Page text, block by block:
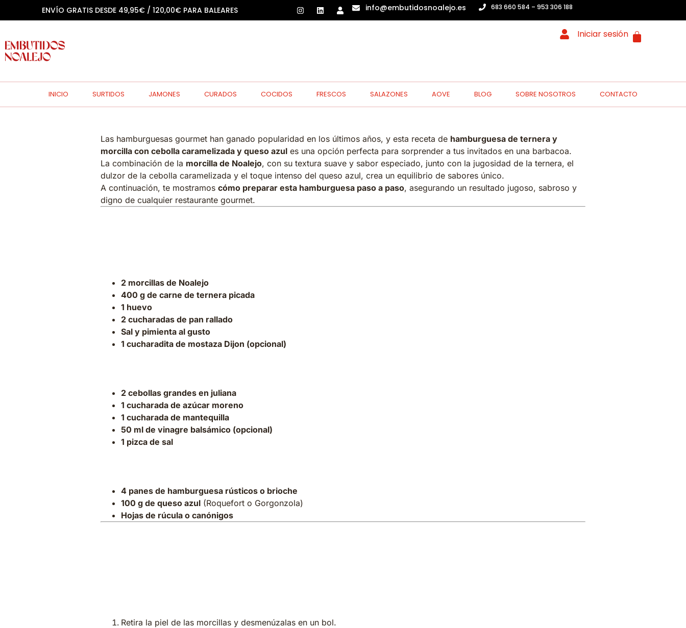
ENVÍO GRATIS DESDE 49,95€ / 120,00€ PARA BALEARES info@embutidosnoalejo.es 683 660 584 – 953 306 188
Iniciar sesión
INICIO SURTIDOS JAMONES CURADOS COCIDOS FRESCOS SALAZONES AOVE BLOG SOBRE NOSOTROS CONTACTO
Las hamburguesas gourmet han ganado popularidad en los últimos años, y esta receta de hamburguesa de ternera y
morcilla con cebolla caramelizada y queso azul es una opción perfecta para sorprender a tus invitados en una barbacoa.
La combinación de la morcilla de Noalejo, con su textura suave y sabor especiado, junto con la jugosidad de la ternera, el
dulzor de la cebolla caramelizada y el toque intenso del queso azul, crea un equilibrio de sabores único.
A continuación, te mostramos cómo preparar esta hamburguesa paso a paso, asegurando un resultado jugoso, sabroso y
digno de cualquier restaurante gourmet.
2 morcillas de Noalejo
400 g de carne de ternera picada
1 huevo
2 cucharadas de pan rallado
Sal y pimienta al gusto
1 cucharadita de mostaza Dijon (opcional)
2 cebollas grandes en juliana
1 cucharada de azúcar moreno
1 cucharada de mantequilla
50 ml de vinagre balsámico (opcional)
1 pizca de sal
4 panes de hamburguesa rústicos o brioche
100 g de queso azul (Roquefort o Gorgonzola)
Hojas de rúcula o canónigos
Retira la piel de las morcillas y desmenúzalas en un bol.